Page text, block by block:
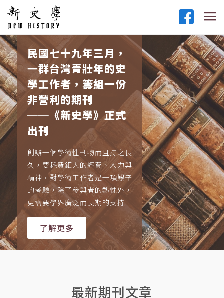
民國七十九年三月，
一群台灣青壯年的史
學工作者，籌組一份
非營利的期刊
──《新史學》正式
出刊
創辦一個學術性刊物而且持之長
久，要耗費鉅大的經費、人力與
精神，對學術工作者是一項艱辛
的考驗，除了參與者的熱忱外，
更需要學界廣泛而長期的支持
了解更多
最新期刊文章